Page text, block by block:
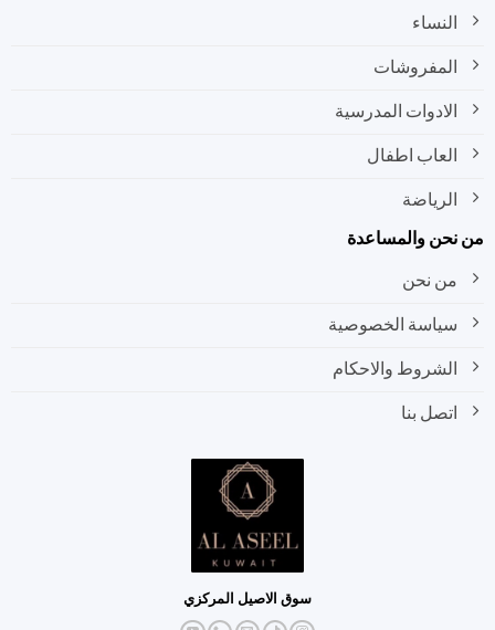
النساء
المفروشات
الادوات المدرسية
العاب اطفال
الرياضة
والمساعدة
من نحن
سياسة الخصوصية
الشروط والاحكام
اتصل بنا
سوق الاصيل المركزي